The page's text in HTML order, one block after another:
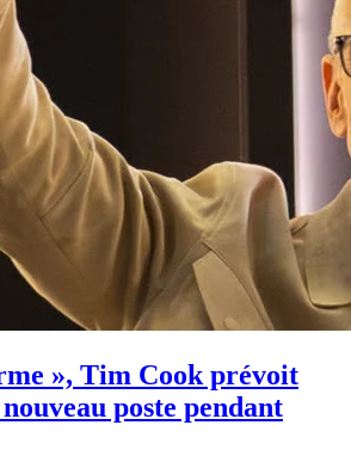
», Tim Cook prévoit
poste pendant